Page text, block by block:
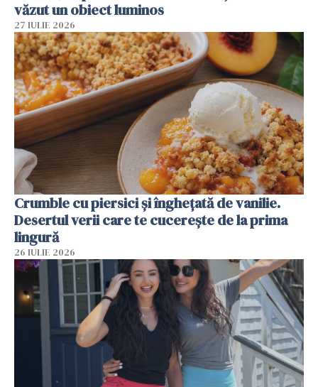
văzut un obiect luminos
27 IULIE 2026
Crumble cu piersici și înghețată de vanilie.
Desertul verii care te cucerește de la prima
lingură
26 IULIE 2026